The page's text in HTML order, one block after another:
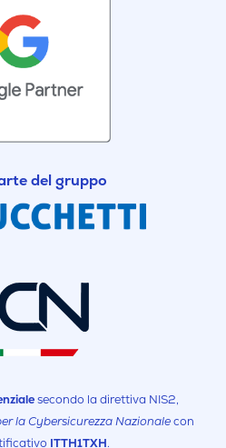
del gruppo
secondo la direttiva NIS2,
la Cybersicurezza Nazionalecon
ITTH1TXH.